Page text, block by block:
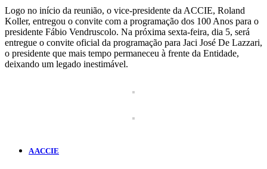
Logo no início da reunião, o vice-presidente da ACCIE, Roland
Koller, entregou o convite com a programação dos 100 Anos para o
presidente Fábio Vendruscolo. Na próxima sexta-feira, dia 5, será
entregue o convite oficial da programação para Jaci José De Lazzari,
o presidente que mais tempo permaneceu à frente da Entidade,
deixando um legado inestimável.
A ACCIE